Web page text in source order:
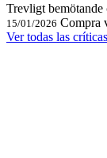
Trevligt bemötande
15/01/2026 Compra
Ver todas las